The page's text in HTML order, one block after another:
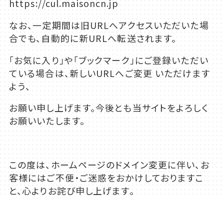
https://cul.maisoncn.jp
なお、一定期間は旧URLへアクセスいただいた場
合でも、自動的に新URLへ転送されます。
「お気に入り」や「ブックマーク」にご登録いただい
ている場合は、新しいURLへご変更 いただけます
よう、
お願い申し上げます。今後とも当サイトをよろしく
お願いいたします。
この度は、ホームページのドメイン変更に伴い、お
客様にはご不便・ご迷惑をおかけしておりますこ
と、心よりお詫び申し上げます。